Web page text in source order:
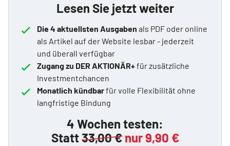
Lesen Sie jetzt weiter
Die 4 aktuellsten Ausgaben als PDF oder online
als Artikel auf der Website lesbar - jederzeit
und überall verfügbar
Zugang zu DER AKTIONÄR+für zusätzliche
Investmentchancen
Monatlich kündbarfür volle Flexibilität ohne
langfristige Bindung
4 Wochen testen:
Statt33,00 € nur 9,90 €